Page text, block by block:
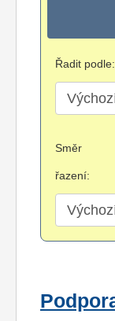
Řadit podle:
Směr
řazení: